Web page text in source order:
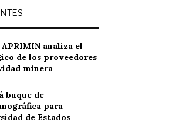
analiza el
de los proveedores
minera
buque de
para
de Estados